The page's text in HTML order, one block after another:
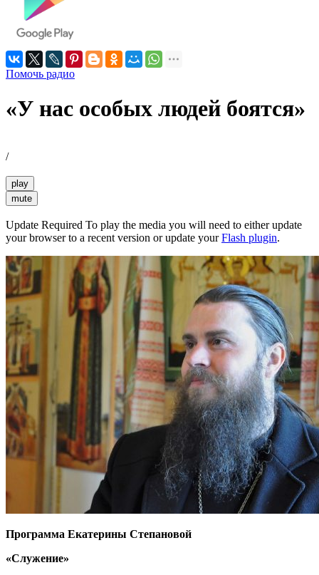
Помочь радио
«У нас особых людей боятся»
/
play
mute
Update Required To play the media you will need to either update
your browser to a recent version or update yourFlash plugin.
Программа Екатерины Степановой
«Служение»